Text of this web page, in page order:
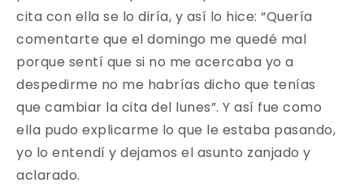
cita con ella se lo diría, y así lo hice: “Quería
comentarte que el domingo me quedé mal
porque sentí que si no me acercaba yo a
despedirme no me habrías dicho que tenías
que cambiar la cita del lunes”. Y así fue como
ella pudo explicarme lo que le estaba pasando,
yo lo entendí y dejamos el asunto zanjado y
aclarado.